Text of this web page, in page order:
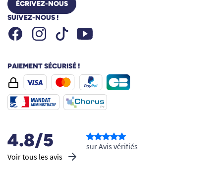
ÉCRIVEZ-NOUS
SUIVEZ-NOUS !
FacebookInstagramTiktok Youtube
PAIEMENT SÉCURISÉ !
4.8/5
Voir tous les avis
sur Avis vérifiés